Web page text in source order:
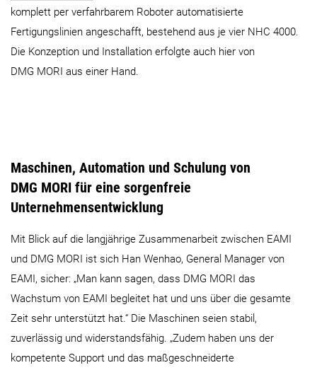
komplett per verfahrbarem Roboter automatisierte
Fertigungslinien angeschafft, bestehend aus je vier NHC 4000.
Die Konzeption und Installation erfolgte auch hier von
DMG MORI aus einer Hand.
Maschinen, Automation und Schulung von
DMG MORI für eine sorgenfreie
Unternehmensentwicklung
Mit Blick auf die langjährige Zusammenarbeit zwischen EAMI
und DMG MORI ist sich Han Wenhao, General Manager von
EAMI, sicher: „Man kann sagen, dass DMG MORI das
Wachstum von EAMI begleitet hat und uns über die gesamte
Zeit sehr unterstützt hat.“ Die Maschinen seien stabil,
zuverlässig und widerstandsfähig. „Zudem haben uns der
kompetente Support und das maßgeschneiderte